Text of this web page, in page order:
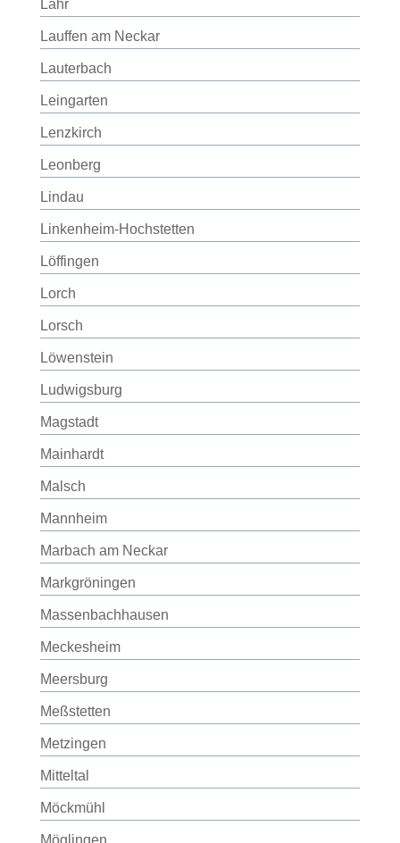
Lahr
Lauffen am Neckar
Lauterbach
Leingarten
Lenzkirch
Leonberg
Lindau
Linkenheim-Hochstetten
Löffingen
Lorch
Lorsch
Löwenstein
Ludwigsburg
Magstadt
Mainhardt
Malsch
Mannheim
Marbach am Neckar
Markgröningen
Massenbachhausen
Meckesheim
Meersburg
Meßstetten
Metzingen
Mitteltal
Möckmühl
Möglingen